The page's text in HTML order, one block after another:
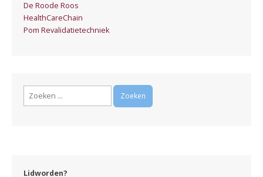
De Roode Roos
HealthCareChain
Pom Revalidatietechniek
Zoeken
Lidworden?